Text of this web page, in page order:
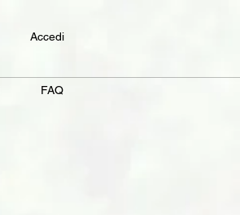
Accedi
FAQ